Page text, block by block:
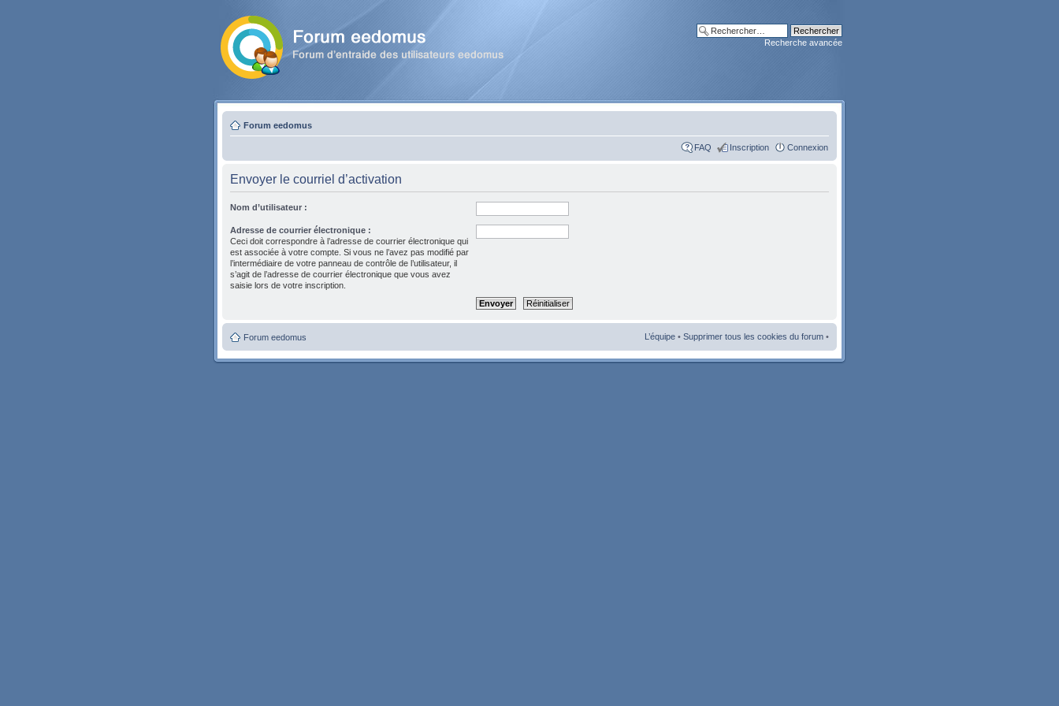
Recherche avancée
Forum eedomus
FAQ Inscription Connexion
Envoyer le courriel d’activation
Nom d’utilisateur :
Adresse de courrier électronique :
Ceci doit correspondre à l’adresse de courrier électronique qui
est associée à votre compte. Si vous ne l’avez pas modifié par
l’intermédiaire de votre panneau de contrôle de l’utilisateur, il
s’agit de l’adresse de courrier électronique que vous avez
saisie lors de votre inscription.
Forum eedomus L’équipe • Supprimer tous les cookies du forum •